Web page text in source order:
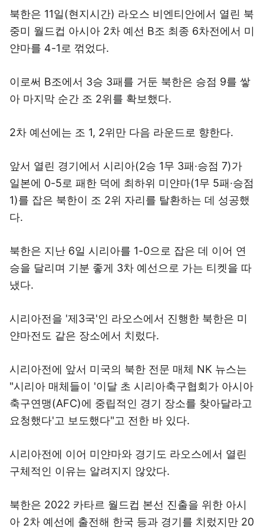
북한은 11일(현지시간) 라오스 비엔티안에서 열린 북
중미 월드컵 아시아 2차 예선 B조 최종 6차전에서 미
얀마를 4-1로 꺾었다.
이로써 B조에서 3승 3패를 거둔 북한은 승점 9를 쌓
아 마지막 순간 조 2위를 확보했다.
2차 예선에는 조 1, 2위만 다음 라운드로 향한다.
앞서 열린 경기에서 시리아(2승 1무 3패·승점 7)가
일본에 0-5로 패한 덕에 최하위 미얀마(1무 5패·승점
1)를 잡은 북한이 조 2위 자리를 탈환하는 데 성공했
다.
북한은 지난 6일 시리아를 1-0으로 잡은 데 이어 연
승을 달리며 기분 좋게 3차 예선으로 가는 티켓을 따
냈다.
시리아전을 '제3국'인 라오스에서 진행한 북한은 미
얀마전도 같은 장소에서 치렀다.
시리아전에 앞서 미국의 북한 전문 매체 NK 뉴스는
"시리아 매체들이 '이달 초 시리아축구협회가 아시아
축구연맹(AFC)에 중립적인 경기 장소를 찾아달라고
요청했다'고 보도했다"고 전한 바 있다.
시리아전에 이어 미얀마와 경기도 라오스에서 열린
구체적인 이유는 알려지지 않았다.
북한은 2022 카타르 월드컵 본선 진출을 위한 아시
아 2차 예선에 출전해 한국 등과 경기를 치렀지만 20